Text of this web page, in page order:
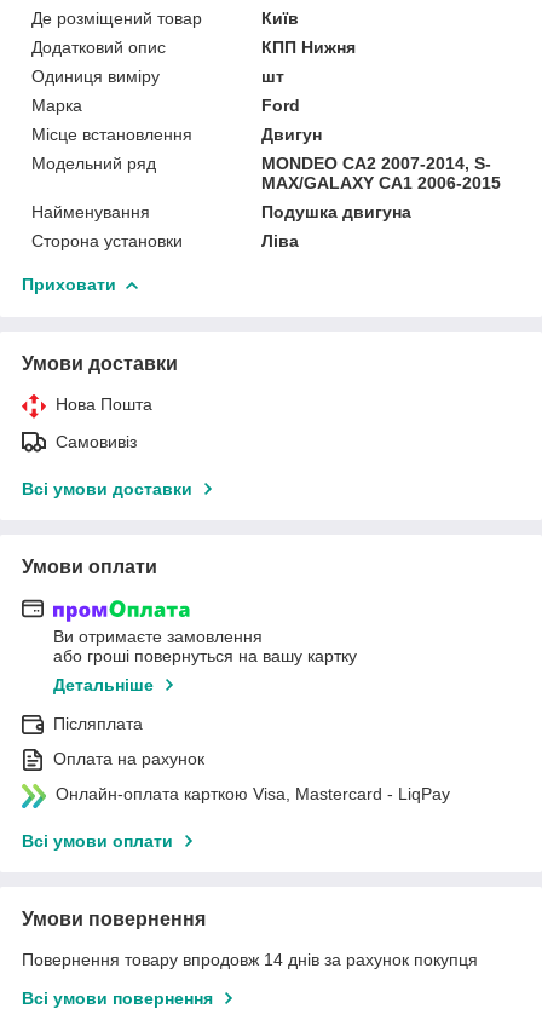
Де розміщений товар
Київ
Додатковий опис
КПП Нижня
Одиниця виміру
шт
Марка
Ford
Місце встановлення
Двигун
Модельний ряд
MONDEO CA2 2007-2014, S-
MAX/GALAXY CA1 2006-2015
Найменування
Подушка двигуна
Сторона установки
Ліва
Приховати
Умови доставки
Нова Пошта
Самовивіз
Всі умови доставки
Умови оплати
Ви отримаєте замовлення
або гроші повернуться на вашу картку
Детальніше
Післяплата
Оплата на рахунок
Онлайн-оплата карткою Visa, Mastercard - LiqPay
Всі умови оплати
Умови повернення
Повернення товару впродовж 14 днів за рахунок покупця
Всі умови повернення